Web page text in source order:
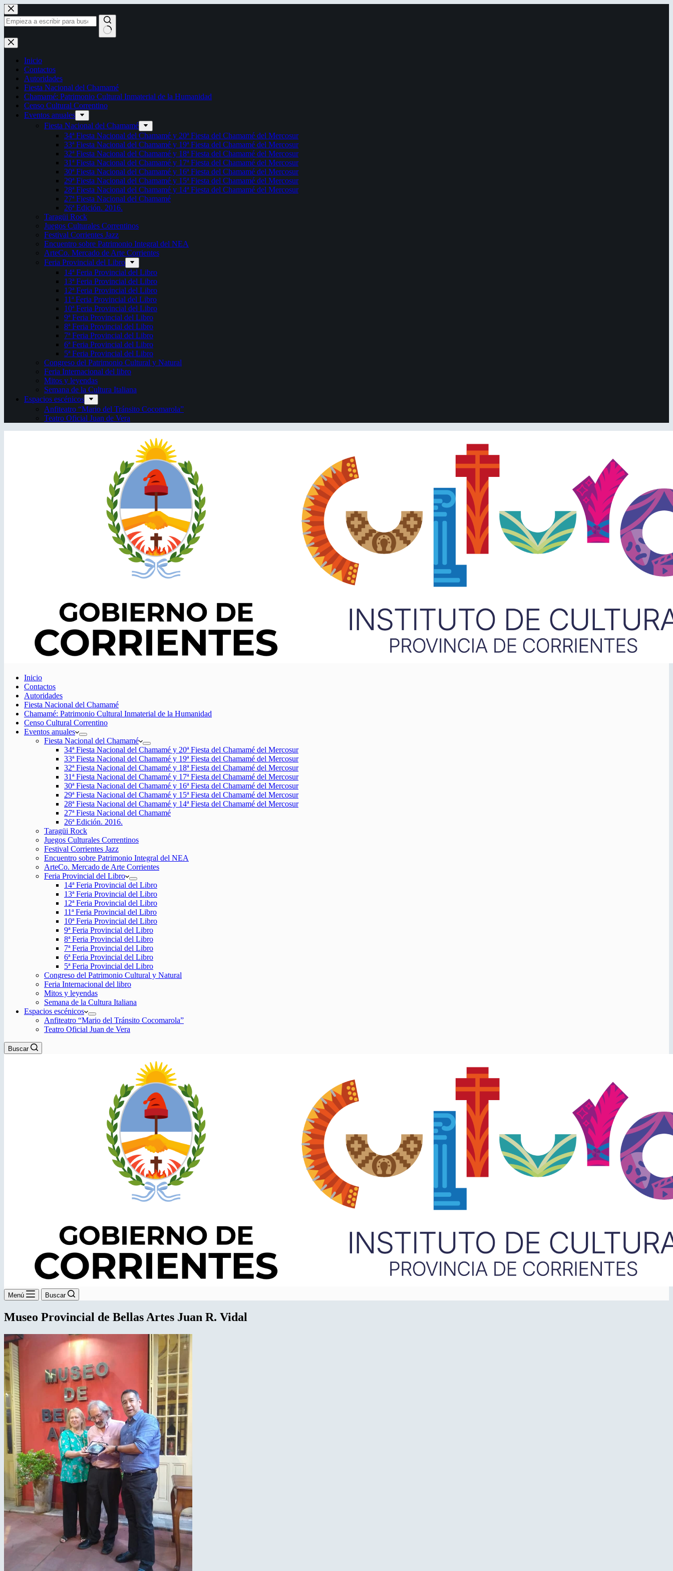
Saltar
al
contenido
Sin
resultados
Inicio
Contactos
Autoridades
Fiesta Nacional del Chamamé
Chamamé: Patrimonio Cultural Inmaterial de la Humanidad
Censo Cultural Correntino
Eventos anuales
Fiesta Nacional del Chamamé
34ª Fiesta Nacional del Chamamé y 20ª Fiesta del Chamamé del Mercosur
33ª Fiesta Nacional del Chamamé y 19ª Fiesta del Chamamé del Mercosur
32ª Fiesta Nacional del Chamamé y 18ª Fiesta del Chamamé del Mercosur
31ª Fiesta Nacional del Chamamé y 17ª Fiesta del Chamamé del Mercosur
30ª Fiesta Nacional del Chamamé y 16ª Fiesta del Chamamé del Mercosur
29ª Fiesta Nacional del Chamamé y 15ª Fiesta del Chamamé del Mercosur
28ª Fiesta Nacional del Chamamé y 14ª Fiesta del Chamamé del Mercosur
27ª Fiesta Nacional del Chamamé
26ª Edición. 2016.
Taragüi Rock
Juegos Culturales Correntinos
Festival Corrientes Jazz
Encuentro sobre Patrimonio Integral del NEA
ArteCo. Mercado de Arte Corrientes
Feria Provincial del Libro
14ª Feria Provincial del Libro
13ª Feria Provincial del Libro
12ª Feria Provincial del Libro
11ª Feria Provincial del Libro
10ª Feria Provincial del Libro
9ª Feria Provincial del Libro
8ª Feria Provincial del Libro
7ª Feria Provincial del Libro
6ª Feria Provincial del Libro
5ª Feria Provincial del Libro
Congreso del Patrimonio Cultural y Natural
Feria Internacional del libro
Mitos y leyendas
Semana de la Cultura Italiana
Espacios escénicos
Anfiteatro “Mario del Tránsito Cocomarola”
Teatro Oficial Juan de Vera
Inicio
Contactos
Autoridades
Fiesta Nacional del Chamamé
Chamamé: Patrimonio Cultural Inmaterial de la Humanidad
Censo Cultural Correntino
Eventos anuales
Fiesta Nacional del Chamamé
34ª Fiesta Nacional del Chamamé y 20ª Fiesta del Chamamé del Mercosur
33ª Fiesta Nacional del Chamamé y 19ª Fiesta del Chamamé del Mercosur
32ª Fiesta Nacional del Chamamé y 18ª Fiesta del Chamamé del Mercosur
31ª Fiesta Nacional del Chamamé y 17ª Fiesta del Chamamé del Mercosur
30ª Fiesta Nacional del Chamamé y 16ª Fiesta del Chamamé del Mercosur
29ª Fiesta Nacional del Chamamé y 15ª Fiesta del Chamamé del Mercosur
28ª Fiesta Nacional del Chamamé y 14ª Fiesta del Chamamé del Mercosur
27ª Fiesta Nacional del Chamamé
26ª Edición. 2016.
Taragüi Rock
Juegos Culturales Correntinos
Festival Corrientes Jazz
Encuentro sobre Patrimonio Integral del NEA
ArteCo. Mercado de Arte Corrientes
Feria Provincial del Libro
14ª Feria Provincial del Libro
13ª Feria Provincial del Libro
12ª Feria Provincial del Libro
11ª Feria Provincial del Libro
10ª Feria Provincial del Libro
9ª Feria Provincial del Libro
8ª Feria Provincial del Libro
7ª Feria Provincial del Libro
6ª Feria Provincial del Libro
5ª Feria Provincial del Libro
Congreso del Patrimonio Cultural y Natural
Feria Internacional del libro
Mitos y leyendas
Semana de la Cultura Italiana
Espacios escénicos
Anfiteatro “Mario del Tránsito Cocomarola”
Teatro Oficial Juan de Vera
Buscar
Menú Buscar
Museo Provincial de Bellas Artes Juan R. Vidal